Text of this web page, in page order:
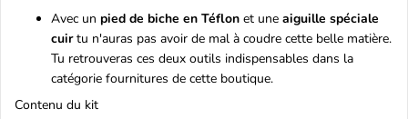
Avec un pied de biche en Téflon et une aiguille spéciale
cuirtu n'auras pas avoir de mal à coudre cette belle matière.
Tu retrouveras ces deux outils indispensables dans la
catégorie fournitures de cette boutique.
Contenu du kit